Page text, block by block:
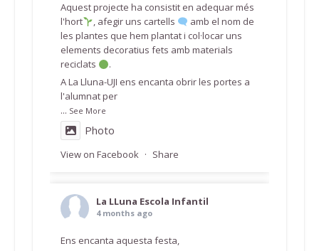
Aquest projecte ha consistit en adequar més
l'hort
, afegir uns cartells
amb el nom de
les plantes que hem plantat i col·locar uns
elements decoratius fets amb materials
reciclats
.
A La Lluna-UJI ens encanta obrir les portes a
l'alumnat per
... See More
Photo
View on Facebook · Share
La LLuna Escola Infantil
4 months ago
Ens encanta aquesta festa,